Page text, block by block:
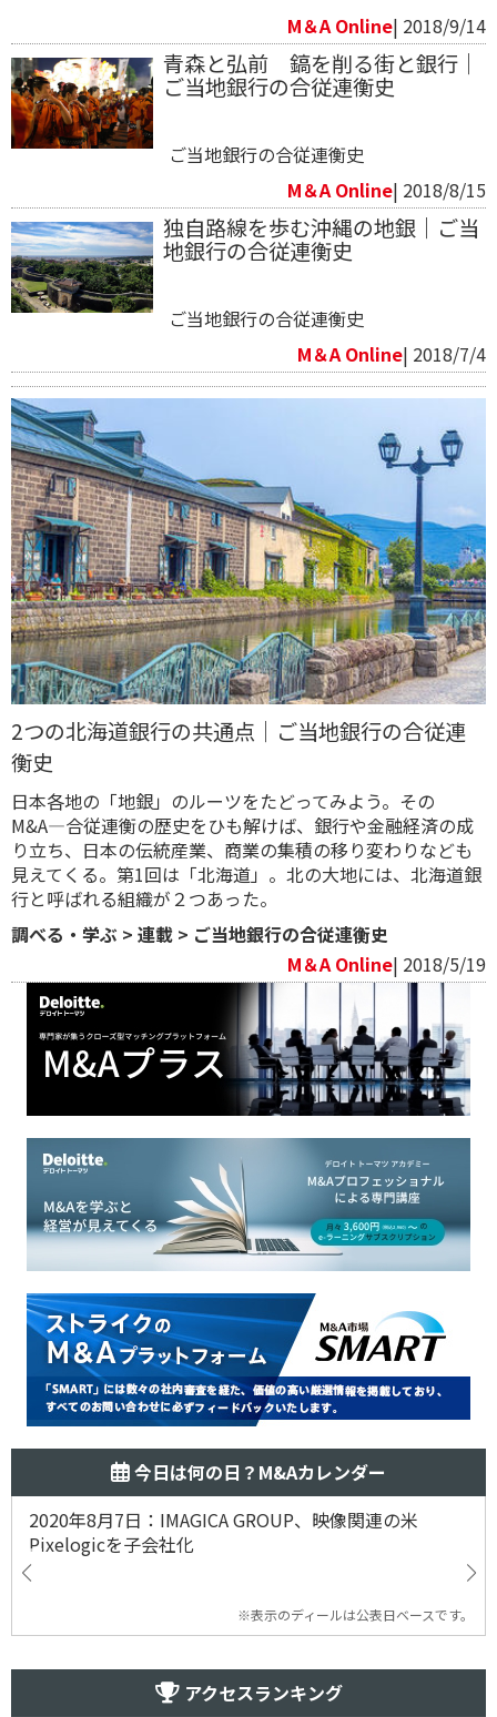
M＆A Online| 2018/9/14
青森と弘前 鎬を削る街と銀行｜
ご当地銀行の合従連衡史
ご当地銀行の合従連衡史
M＆A Online| 2018/8/15
独自路線を歩む沖縄の地銀｜ご当
地銀行の合従連衡史
ご当地銀行の合従連衡史
M＆A Online| 2018/7/4
2つの北海道銀行の共通点｜ご当地銀行の合従連
衡史
日本各地の「地銀」のルーツをたどってみよう。その
M&A―合従連衡の歴史をひも解けば、銀行や金融経済の成
り立ち、日本の伝統産業、商業の集積の移り変わりなども
見えてくる。第1回は「北海道」。北の大地には、北海道銀
行と呼ばれる組織が２つあった。
調べる・学ぶ > 連載 > ご当地銀行の合従連衡史
M＆A Online| 2018/5/19
今日は何の日？M&Aカレンダー
2020年8月7日：IMAGICA GROUP、映像関連の米
Pixelogicを子会社化
※表示のディールは公表日ベースです。
アクセスランキング